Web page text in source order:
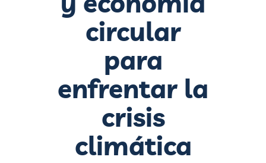
circular
para
enfrentar la
crisis
climática